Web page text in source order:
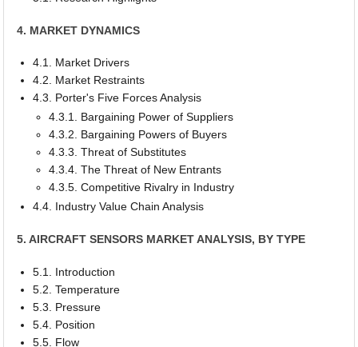
4. MARKET DYNAMICS
4.1. Market Drivers
4.2. Market Restraints
4.3. Porter's Five Forces Analysis
4.3.1. Bargaining Power of Suppliers
4.3.2. Bargaining Powers of Buyers
4.3.3. Threat of Substitutes
4.3.4. The Threat of New Entrants
4.3.5. Competitive Rivalry in Industry
4.4. Industry Value Chain Analysis
5. AIRCRAFT SENSORS MARKET ANALYSIS, BY TYPE
5.1. Introduction
5.2. Temperature
5.3. Pressure
5.4. Position
5.5. Flow